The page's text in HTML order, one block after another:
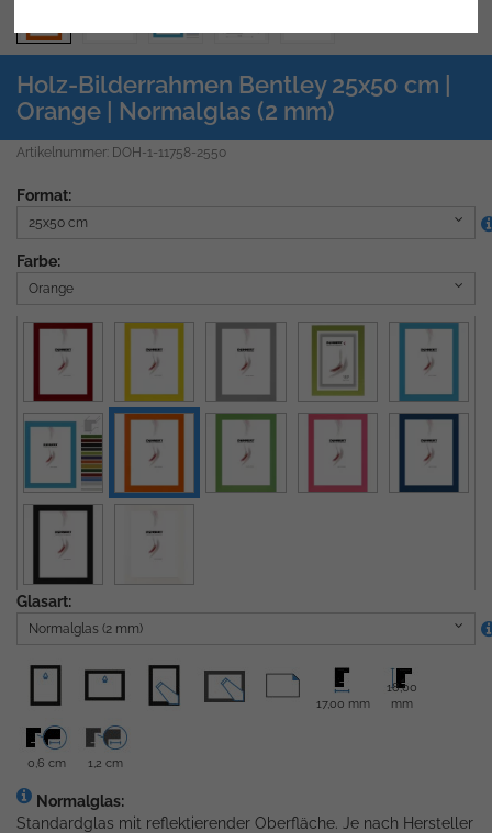
Holz-Bilderrahmen Bentley 25x50 cm |
Orange | Normalglas (2 mm)
Artikelnummer: DOH-1-11758-2550
Format:
25x50 cm
Farbe:
Orange
Glasart:
Normalglas (2 mm)
17,00 mm
18,00
mm
0,6 cm 1,2 cm
Normalglas:
Standardglas mit reflektierender Oberfläche. Je nach Hersteller